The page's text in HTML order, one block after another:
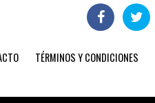
TÉRMINOS Y CONDICIONES